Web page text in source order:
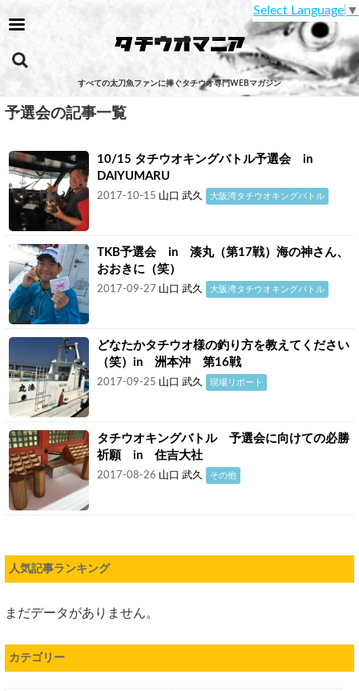
すべての太刀魚ファンに捧ぐタチウオ専門WEBマガジン
Select Language ▼
予選会の記事一覧
10/15 タチウオキングバトル予選会 in
DAIYUMARU
2017-10-15 山口 武久 大阪湾タチウオキングバトル
TKB予選会 in 湊丸（第17戦）海の神さん、
おおきに（笑）
2017-09-27 山口 武久 大阪湾タチウオキングバトル
どなたかタチウオ様の釣り方を教えてください
（笑）in 洲本沖 第16戦
2017-09-25 山口 武久 現場リポート
タチウオキングバトル 予選会に向けての必勝
祈願 in 住吉大社
2017-08-26 山口 武久 その他
人気記事ランキング
まだデータがありません。
カテゴリー